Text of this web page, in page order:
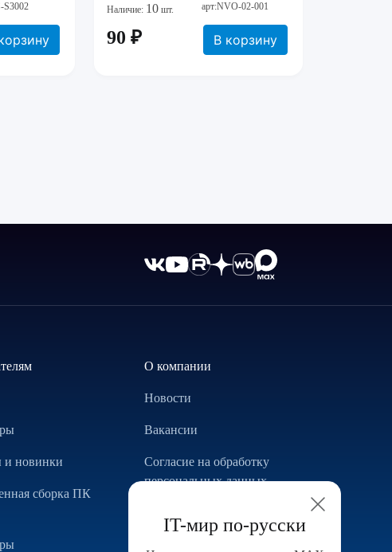
S3002 Наличие: 10шт. арт:NVO-02-001
90 ₽ В корзину
IT-мир по-русски
и новинки
сборка ПК
О компании
Новости
Вакансии
Согласие на обработку
персональных данных